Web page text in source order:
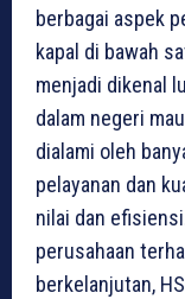
berbagai aspek
kapal di bawah
menjadi dikenal
dalam negeri
dialami oleh
pelayanan dan
nilai dan
perusahaan
berkelanjutan,